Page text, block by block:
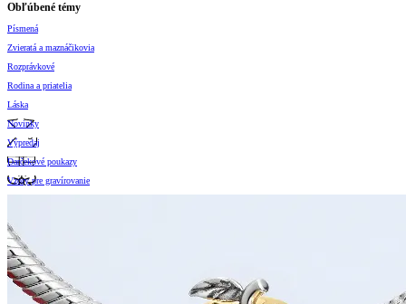
Obľúbené témy
Písmená
Zvieratá a maznáčikovia
Rozprávkové
Rodina a priatelia
Láska
Novinky
Výpredaj
Darčekové poukazy
Vzory pre gravírovanie